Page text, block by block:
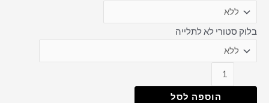
בלוק סטורי לא לתלייה
הוספה לסל